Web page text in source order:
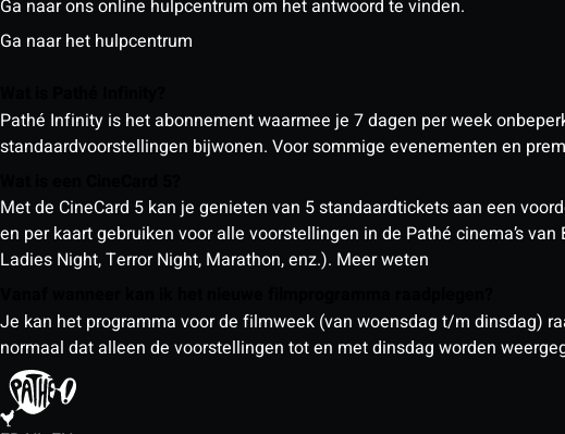
Ga naar ons online hulpcentrum om het antwoord te vinden.
Ga naar het hulpcentrum
Pathé Infinity is het abonnement waarmee je 7 dagen per week
standaardvoorstellingen bijwonen. Voor sommige evenementen en
Met de CineCard 5 kan je genieten van 5 standaardtickets aan een
en per kaart gebruiken voor alle voorstellingen in de Pathé cinema’s
Ladies Night, Terror Night, Marathon, enz.). Meer weten
Je kan het programma voor de filmweek (van woensdag t/m dinsdag)
normaal dat alleen de voorstellingen tot en met dinsdag worden